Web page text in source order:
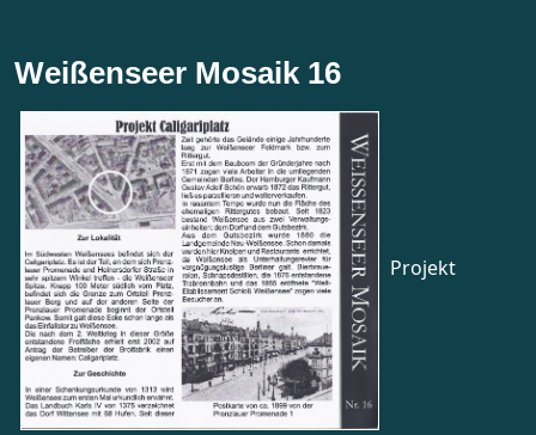
Weißenseer Mosaik 16
Projekt